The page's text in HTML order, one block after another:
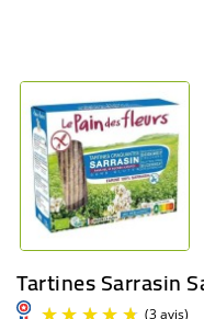
Tartines Sarrasin